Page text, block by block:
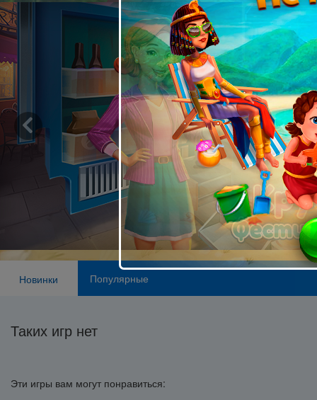
Новинки Популярные
Таких игр нет
Эти игры вам могут понравиться: